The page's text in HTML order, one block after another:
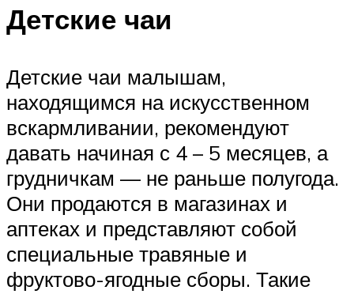
Детские чаи
Детские чаи малышам,
находящимся на искусственном
вскармливании, рекомендуют
давать начиная с 4 – 5 месяцев, а
грудничкам — не раньше полугода.
Они продаются в магазинах и
аптеках и представляют собой
специальные травяные и
фруктово-ягодные сборы. Такие